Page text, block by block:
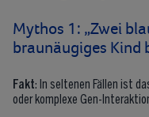
Mythos 1: „Zwei
braunäugiges Kind
Fakt: In seltenen Fällen ist
oder komplexe Gen-